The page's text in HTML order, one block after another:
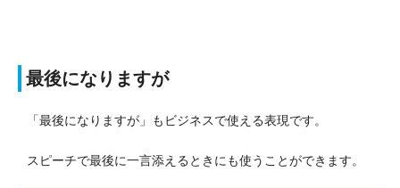
最後になりますが
「最後になりますが」もビジネスで使える表現です。
スピーチで最後に一言添えるときにも使うことができます。